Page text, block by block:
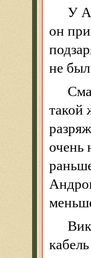
У
он
не
такой
очень